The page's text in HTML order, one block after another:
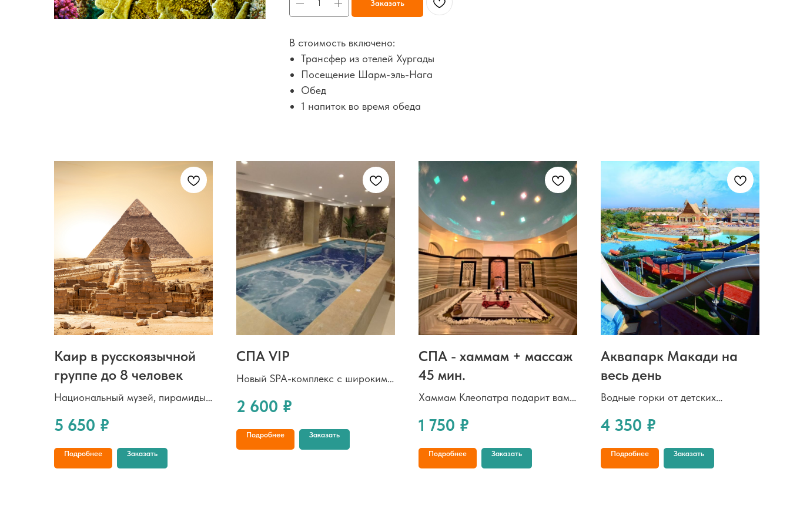
Заказать
В стоимость включено:
Трансфер из отелей Хургады
Посещение Шарм-эль-Нага
Обед
1 напиток во время обеда
Каир в русскоязычной
группе до 8 человек
Национальный музей, пирамиды
5 650 ₽
Подробнее Заказать
СПА VIP
Новый SPA-комплекс с широким
восстановления. Доступны
индивидуальные VIP-программы,
специальные предложения для
2 600 ₽
Подробнее Заказать
СПА - хаммам + массаж
45 мин.
Хаммам Клеопатра подарит вам
парной, пушистые облака
мыльной пены и расслабляющий
массаж, абсолютный релакс
1 750 ₽
Подробнее Заказать
Аквапарк Макади на
весь день
Водные горки от детских
бассейны, искусственные
песчаные пляжи — целый день
сплошного удовольствия
4 350 ₽
Подробнее Заказать